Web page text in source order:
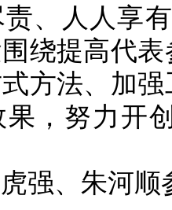
、人人享
绕提高代
方法、加
，努力开
、朱河顺